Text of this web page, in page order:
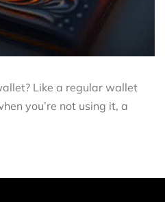
Like a regular wallet
you’re not using it, a